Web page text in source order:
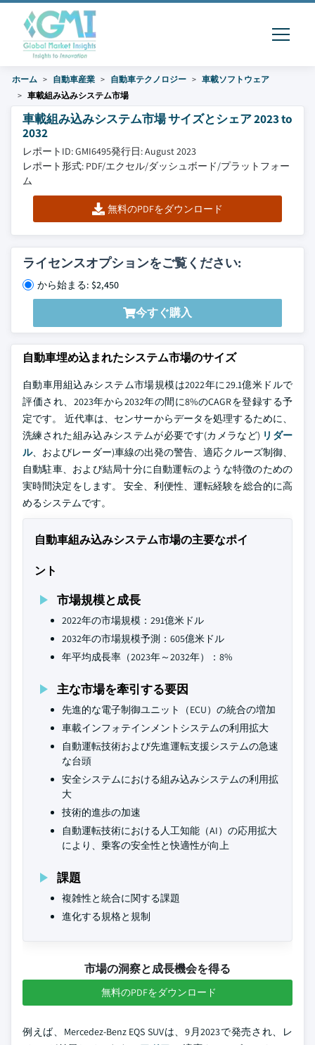
ホーム 自動車産業 自動車テクノロジー
車載ソフトウェア
車載組み込みシステム市場
車載組み込みシステム市場 サイズとシェア 2023 to
2032
レポートID: GMI6495発行日: August 2023
レポート形式: PDF/エクセル/ダッシュボード/プラットフォー
ム
無料のPDFをダウンロード
ライセンスオプションをご覧ください:
から始まる: $2,450
今すぐ購入
自動車埋め込まれたシステム市場のサイズ
自動車用組込みシステム市場規模は2022年に29.1億米ドルで
評価され、2023年から2032年の間に8%のCAGRを登録する予
定です。 近代車は、センサーからデータを処理するために、
洗練された組み込みシステムが必要です(カメラなど) リダー
ル、およびレーダー)車線の出発の警告、適応クルーズ制御、
自動駐車、および結局十分に自動運転のような特徴のための
実時間決定をします。 安全、利便性、運転経験を総合的に高
めるシステムです。
自動車組み込みシステム市場の主要なポイ
ント
市場規模と成長
2022年の市場規模：291億米ドル
2032年の市場規模予測：605億米ドル
年平均成長率（2023年～2032年）：8%
主な市場を牽引する要因
先進的な電子制御ユニット（ECU）の統合の増加
車載インフォテインメントシステムの利用拡大
自動運転技術および先進運転支援システムの急速
な台頭
安全システムにおける組み込みシステムの利用拡
大
技術的進歩の加速
自動運転技術における人工知能（AI）の応用拡大
により、乗客の安全性と快適性が向上
課題
複雑性と統合に関する課題
進化する規格と規制
市場の洞察と成長機会を得る
無料のPDFをダウンロード
例えば、Mercedez-Benz EQS SUVは、9月2023で発売され、レ